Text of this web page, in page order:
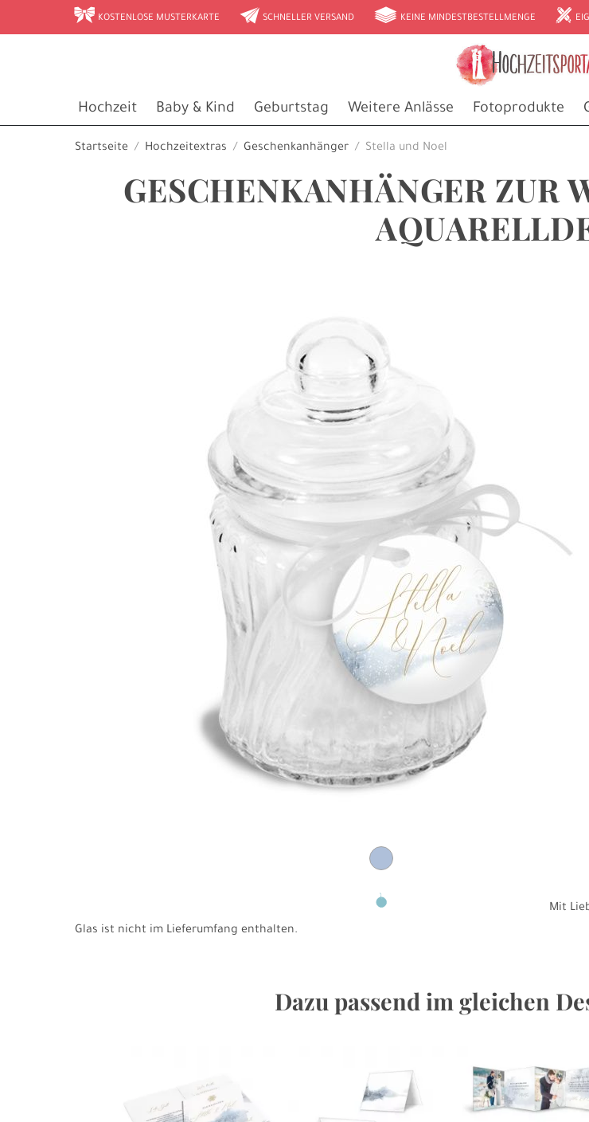
r KOSTENLOSE MUSTERKARTE e SCHNELLER VERSAND g KEINE MINDESTBESTELLMENGE h
Hochzeit Baby & Kind Geburtstag Weitere Anlässe Fotoprodukte
Startseite Hochzeitextras Geschenkanhänger Stella und Noel
GESCHENKANHÄNGER ZUR
Mit
Glas ist nicht im Lieferumfang enthalten.
Dazu passend im gleichen